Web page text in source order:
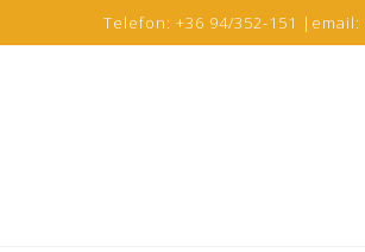
Telefon: +36 94/352-151 |email: